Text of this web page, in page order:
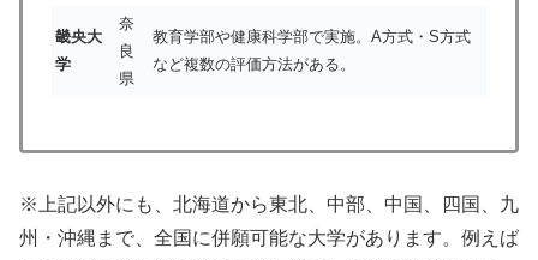
畿央大
学
奈
良
県
教育学部や健康科学部で実施。A方式・S方式
など複数の評価方法がある。
※上記以外にも、北海道から東北、中部、中国、四国、九
州・沖縄まで、全国に併願可能な大学があります。例えば